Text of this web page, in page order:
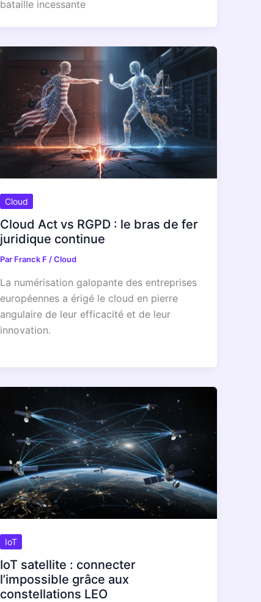
bataille incessante
Cloud
Cloud Act vs RGPD : le bras de fer
juridique continue
Par Franck F /Cloud
La numérisation galopante des entreprises
européennes a érigé le cloud en pierre
angulaire de leur efficacité et de leur
innovation.
IoT
IoT satellite : connecter
l’impossible grâce aux
constellations LEO